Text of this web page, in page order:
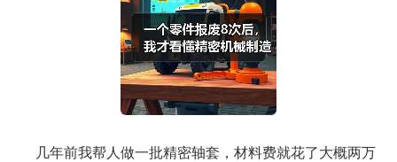
几年前我帮人做一批精密轴套，材料费就花了大概两万